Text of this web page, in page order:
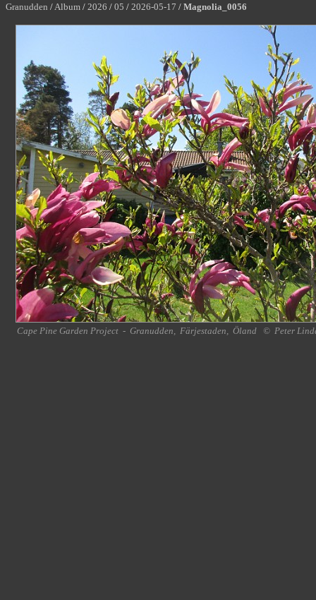
Granudden /Album / 2026 / 05 / 2026-05-17 / Magnolia_0056
Cape Pine Garden Project - Granudden, Färjestaden, Öland © Peter